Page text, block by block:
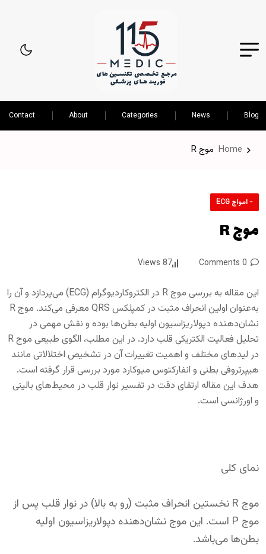
Blog
News
Categories
About
Contact
Home موج R
- امواج ECG
موج R
87 Views
این مقاله به بررسی موج R در الکتروکاردیوگرام (ECG) می‌پردازد و آن را
به‌عنوان اولین انحراف مثبت در کمپلکس QRS معرفی می‌کند. موج R
نشان‌دهنده دپولاریزاسیون اولیه بطن‌ها بوده و نقش مهمی در
تحلیل فعالیت الکتریکی قلب دارد. در این مطلب، الگوی طبیعی موج R
در لیدهای مختلف و اهمیت تغییرات آن در تشخیص اختلالاتی مانند
هیپرتروفی بطنی و انفارکتوس میوکارد مورد بررسی قرار گرفته است.
هدف این مقاله ارتقای دقت در تفسیر نوار قلب در محیط‌های بالینی
و اورژانسی است.
نمای کلی
موج R نخستین انحراف مثبت (رو به بالا) در نوار قلب پس از
موج P است. این موج نشان‌دهنده دپولاریزاسیون اولیه
بطن‌ها می‌باشد.